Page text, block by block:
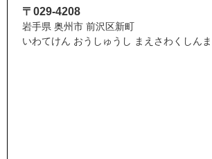
〒029-4208
岩手県 奥州市 前沢区新町
いわてけん おうしゅうし まえさわくしん